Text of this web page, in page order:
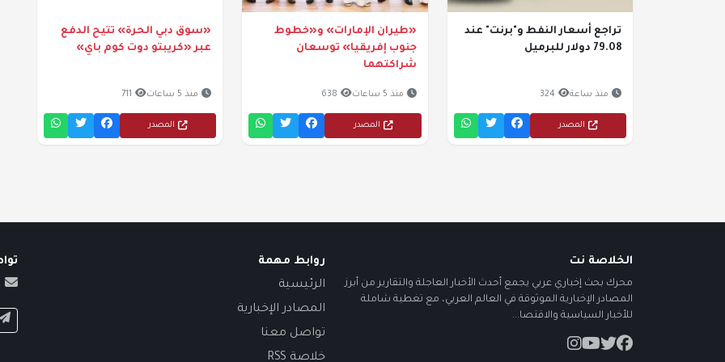
تراجع أسعار النفط و"برنت" عند
79.08 دولار للبرميل
منذ ساعة 324
المصدر
«طيران الإمارات» و«خطوط
جنوب إفريقيا» توسعان
شراكتهما
منذ 5 ساعات 638
المصدر
«سوق دبي الحرة» تتيح الدفع
عبر «كريبتو دوت كوم باي»
منذ 5 ساعات 711
المصدر
الخلاصة نت
محرك بحث إخباري عربي يجمع أحدث الأخبار العاجلة والتقارير من أبرز
المصادر الإخبارية الموثوقة في العالم العربي، مع تغطية شاملة
للأخبار السياسية والاقتصا...
روابط مهمة
الرئيسية
المصادر الإخبارية
تواصل معنا
خلاصة RSS